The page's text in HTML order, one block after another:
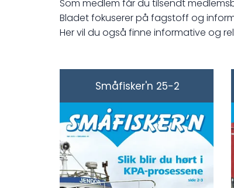
Som medlem får du tilsendt
Bladet fokuserer på fagstoff og
Her vil du også finne informative og
Småfisker'n 25-2